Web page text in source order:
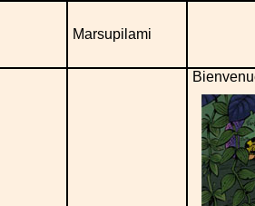
Marsupilami